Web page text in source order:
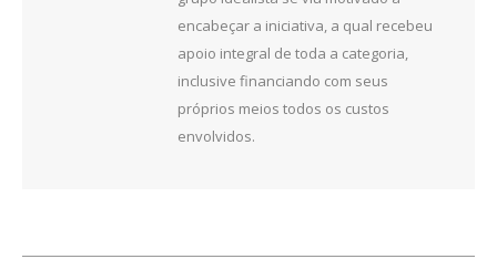
encabeçar a iniciativa, a qual recebeu
apoio integral de toda a categoria,
inclusive financiando com seus
próprios meios todos os custos
envolvidos.